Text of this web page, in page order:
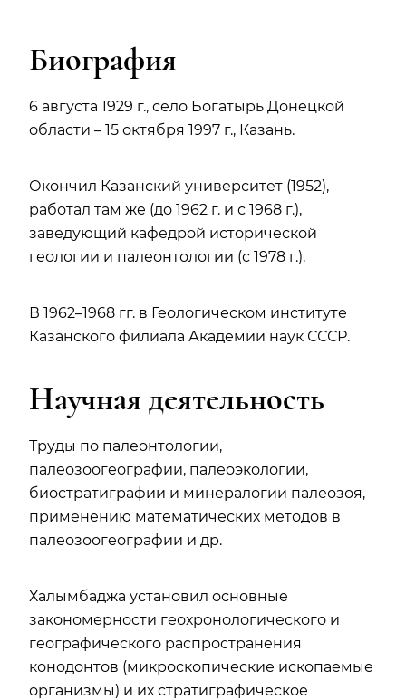
Биография
6 августа 1929 г., село Богатырь Донецкой
области – 15 октября 1997 г., Казань.
Окончил Казанский университет (1952),
работал там же (до 1962 г. и с 1968 г.),
заведующий кафедрой исторической
геологии и палеонтологии (с 1978 г.).
В 1962–1968 гг. в Геологическом институте
Казанского филиала Академии наук СССР.
Научная деятельность
Труды по палеонтологии,
палеозоогеографии, палеоэкологии,
биостратиграфии и минералогии палеозоя,
применению математических методов в
палеозоогеографии и др.
Халымбаджа установил основные
закономерности геохронологического и
географического распространения
конодонтов (микроскопические ископаемые
организмы) и их стратиграфическое